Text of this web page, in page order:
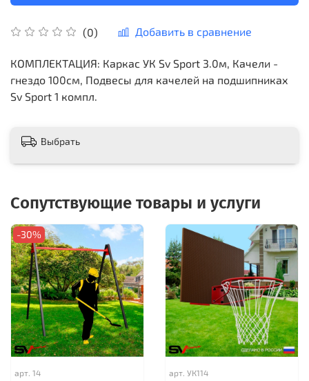
(0) Добавить в сравнение
КОМПЛЕКТАЦИЯ: Каркас УК Sv Sport 3.0м, Качели -
гнездо 100см, Подвесы для качелей на подшипниках
Sv Sport 1 компл.
Выбрать
Сопутствующие товары и услуги
-30%
арт. 14 арт. УК114